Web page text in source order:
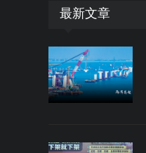
最新文章